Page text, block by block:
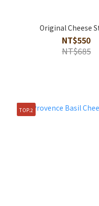
Original Cheese
NT$550
NT$685
TOP.2